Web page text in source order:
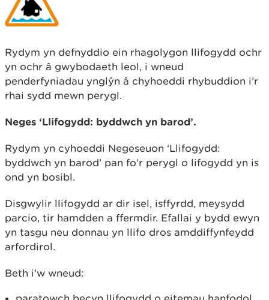
Rydym yn defnyddio ein rhagolygon llifogydd ochr
yn ochr â gwybodaeth leol, i wneud
penderfyniadau ynglŷn â chyhoeddi rhybuddion i’r
rhai sydd mewn perygl.
Neges ‘Llifogydd: byddwch yn barod’.
Rydym yn cyhoeddi Negeseuon ‘Llifogydd:
byddwch yn barod’ pan fo’r perygl o lifogydd yn is
ond yn bosibl.
Disgwylir llifogydd ar dir isel, isffyrdd, meysydd
parcio, tir hamdden a ffermdir. Efallai y bydd ewyn
yn tasgu neu donnau yn llifo dros amddiffynfeydd
arfordirol.
Beth i’w wneud: